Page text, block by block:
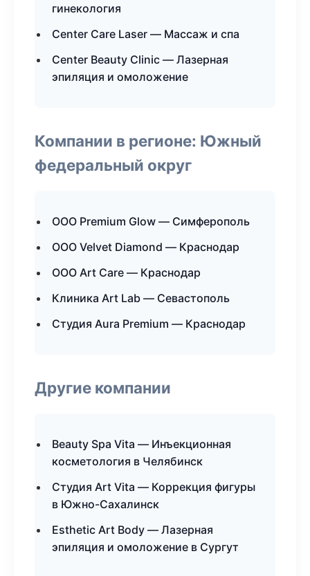
гинекология
Center Care Laser — Массаж и спа
Center Beauty Clinic — Лазерная
эпиляция и омоложение
Компании в регионе: Южный
федеральный округ
ООО Premium Glow — Симферополь
ООО Velvet Diamond — Краснодар
ООО Art Care — Краснодар
Клиника Art Lab — Севастополь
Студия Aura Premium — Краснодар
Другие компании
Beauty Spa Vita — Инъекционная
косметология в Челябинск
Студия Art Vita — Коррекция фигуры
в Южно-Сахалинск
Esthetic Art Body — Лазерная
эпиляция и омоложение в Сургут